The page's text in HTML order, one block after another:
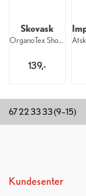
Skovask
OrganoTex ShoeCare Cleaner 300 ml
139,-
67 22 33 33 (9–15)
Kundesenter